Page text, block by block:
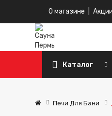
О магазине Акции
Каталог
Печи Для Бани